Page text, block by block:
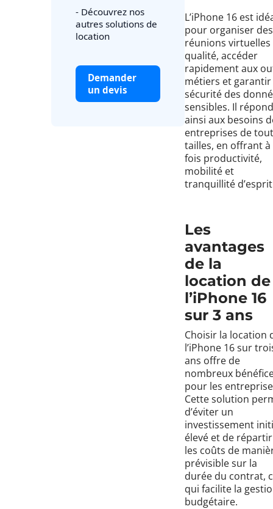
- Découvrez nos
autres solutions de
location
Demander
un devis
L’iPhone 16 est
pour organiser des
réunions virtuelles
qualité, accéder
rapidement aux
métiers et garantir
sécurité des
sensibles. Il répond
ainsi aux besoins
entreprises de
tailles, en offrant à
fois productivité,
mobilité et
tranquillité
Les
avantages
de la
location de
l’iPhone 16
sur 3 ans
Choisir la location
l’iPhone 16 sur
ans offre de
nombreux
pour les
Cette solution
d’éviter un
investissement
élevé et de répartir
les coûts de
prévisible sur la
durée du contrat,
qui facilite la
budgétaire.